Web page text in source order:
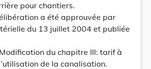
pour chantiers.
a été approuvée par
du 13 juillet 2004 et publiée
du chapitre III: tarif à
de la canalisation.